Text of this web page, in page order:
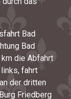
Bad
Bad
km die Abfahrt
links, fahrt
der dritten
Friedberg